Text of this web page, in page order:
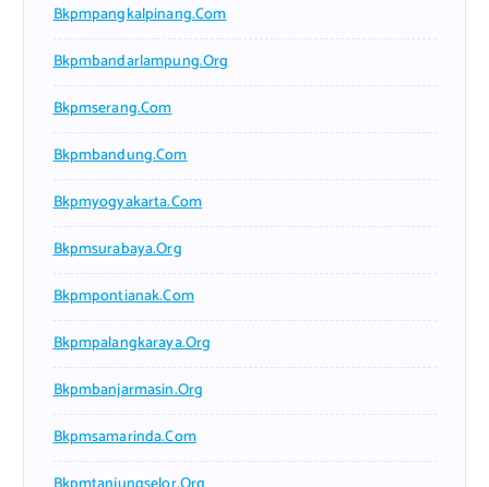
Bkpmpangkalpinang.com
Bkpmbandarlampung.org
Bkpmserang.com
Bkpmbandung.com
Bkpmyogyakarta.com
Bkpmsurabaya.org
Bkpmpontianak.com
Bkpmpalangkaraya.org
Bkpmbanjarmasin.org
Bkpmsamarinda.com